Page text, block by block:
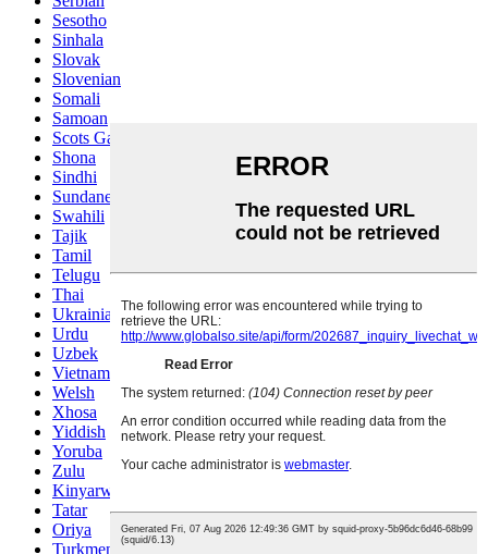
Sesotho
Sinhala
Slovak
Slovenian
Somali
Samoan
Scots Gaelic
Shona
Sindhi
Sundanese
Swahili
Tajik
Tamil
Telugu
Thai
Ukrainian
Urdu
Uzbek
Vietnamese
Welsh
Xhosa
Yiddish
Yoruba
Zulu
Kinyarwanda
Tatar
Oriya
Turkmen